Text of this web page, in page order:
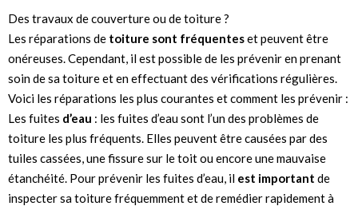
Des travaux de couverture ou de toiture ?
Les réparations de toiture sont fréquenteset peuvent être
onéreuses. Cependant, il est possible de les prévenir en prenant
soin de sa toiture et en effectuant des vérifications régulières.
Voici les réparations les plus courantes et comment les prévenir :
Les fuites d’eau : les fuites d’eau sont l’un des problèmes de
toiture les plus fréquents. Elles peuvent être causées par des
tuiles cassées, une fissure sur le toit ou encore une mauvaise
étanchéité. Pour prévenir les fuites d’eau, il est important de
inspecter sa toiture fréquemment et de remédier rapidement à